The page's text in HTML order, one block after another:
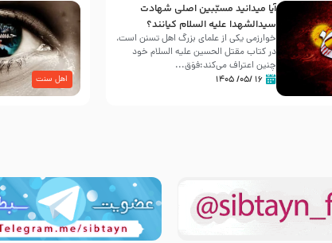
آیا میدانید مسبّبین اصلی شهادت
سیدالشهدا علیه ‌السلام کیانند؟
خوارزمی یکی از علمای بزرگ اهل تسنن است،
در کتاب مقتل الحسین علیه ‌السلام خود
چنین اعتراف می‌کند:فوَق...
۱۶ /۰۵/ ۱۴۰۵ اهل سنت